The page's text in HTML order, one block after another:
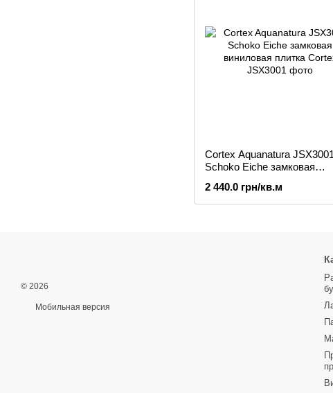
Cortex Aquanatura JSX3001
Schoko Eiche замковая
2 440.0 грн/кв.м
© 2026
Мобильная версия